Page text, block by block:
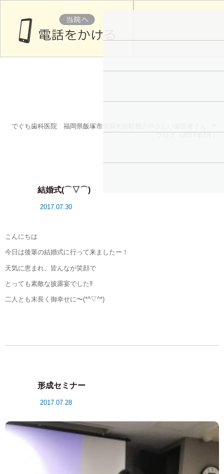
でぐち歯科医院 福岡県飯塚市筑前大分駅横のやさしい歯医者さん
結婚式(⌒▽⌒)
2017.07.30
こんにちは
今日は後輩の結婚式に行って来ましたー！
天気に恵まれ、皆んなが笑顔で
とっても素敵な披露宴でした‼︎
二人とも末長く御幸せに〜(*^▽^*)
形成セミナー
2017.07.28